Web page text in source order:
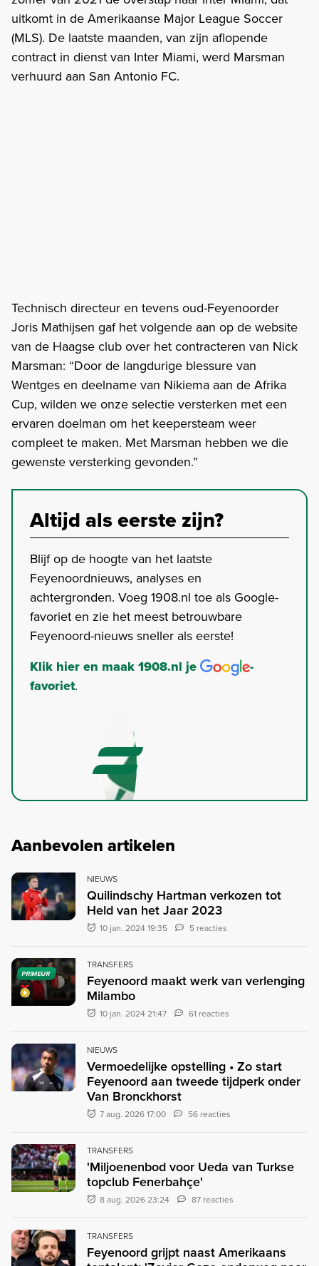
uitkomt in de Amerikaanse Major League Soccer
(MLS). De laatste maanden, van zijn aflopende
contract in dienst van Inter Miami, werd Marsman
verhuurd aan San Antonio FC.
Technisch directeur en tevens oud-Feyenoorder
Joris Mathijsen gaf het volgende aan op de website
van de Haagse club over het contracteren van Nick
Marsman: “Door de langdurige blessure van
Wentges en deelname van Nikiema aan de Afrika
Cup, wilden we onze selectie versterken met een
ervaren doelman om het keepersteam weer
compleet te maken. Met Marsman hebben we die
gewenste versterking gevonden.”
Altijd als eerste zijn?
Blijf op de hoogte van het laatste
Feyenoordnieuws, analyses en
achtergronden. Voeg 1908.nl toe als Google-
favoriet en zie het meest betrouwbare
Feyenoord-nieuws sneller als eerste!
Klik hier en maak 1908.nl je
-
favoriet.
Aanbevolen artikelen
NIEUWS
Quilindschy Hartman verkozen tot
Held van het Jaar 2023
10 jan. 2024 19:35 5 reacties
PRIMEUR
TRANSFERS
Feyenoord maakt werk van verlenging
Milambo
10 jan. 2024 21:47 61 reacties
NIEUWS
Vermoedelijke opstelling • Zo start
Feyenoord aan tweede tijdperk onder
Van Bronckhorst
7 aug. 2026 17:00 56 reacties
TRANSFERS
'Miljoenenbod voor Ueda van Turkse
topclub Fenerbahçe'
8 aug. 2026 23:24 87 reacties
TRANSFERS
Feyenoord grijpt naast Amerikaans